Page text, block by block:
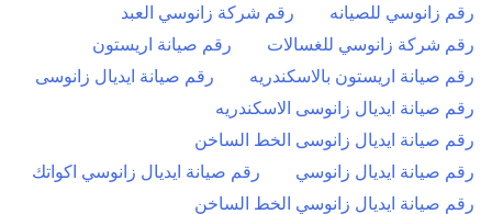
رقم زانوسي للصيانه
رقم شركة زانوسي العبد
رقم شركة زانوسي للغسالات
رقم صيانة اريستون
رقم صيانة اريستون بالاسكندريه
رقم صيانة ايديال زانوسى
رقم صيانة ايديال زانوسى الاسكندريه
رقم صيانة ايديال زانوسى الخط الساخن
رقم صيانة ايديال زانوسي
رقم صيانة ايديال زانوسي اكواتك
رقم صيانة ايديال زانوسي الخط الساخن